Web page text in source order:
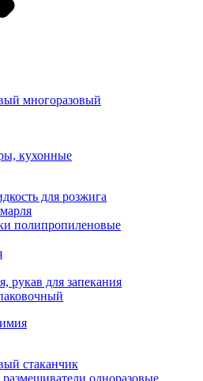
многоразовый
кухонные
для розжига
полипропиленовые
рукав для запекания
стаканчик
одноразовые